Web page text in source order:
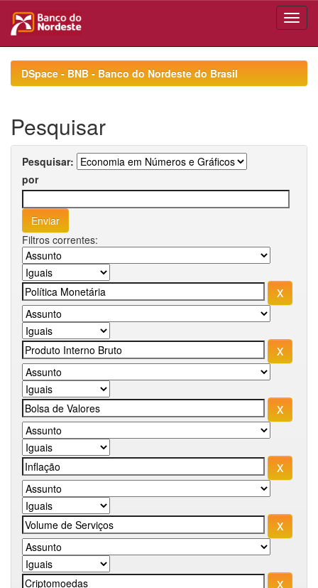
navigationDSpace - BNB - Banco do Nordeste do Brasil
Pesquisar
Pesquisar:
por
Filtros correntes: